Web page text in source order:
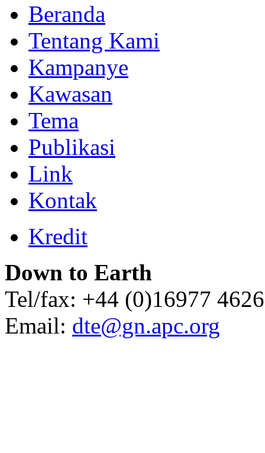
Beranda
Tentang Kami
Kampanye
Kawasan
Tema
Publikasi
Link
Kontak
Kredit
Down to Earth
Tel/fax: +44 (0)16977
Email: dte@gn.apc.org